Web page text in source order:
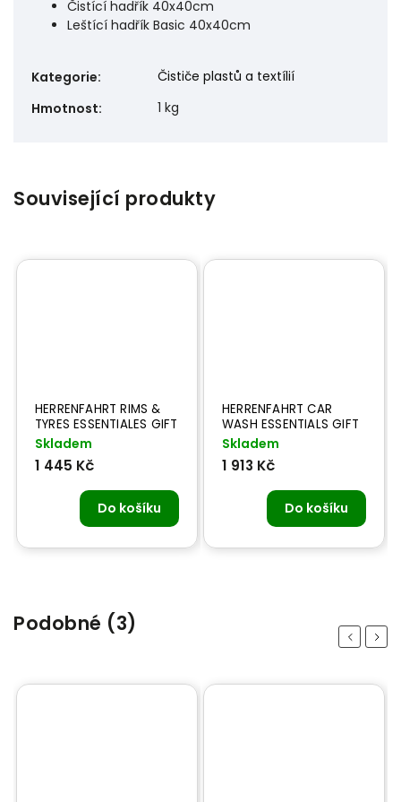
Čistící hadřík 40x40cm
Leštící hadřík Basic 40x40cm
Kategorie:
Čističe plastů a textílií
Hmotnost: 1 kg
Související produkty
HERRENFAHRT RIMS &
TYRES ESSENTIALES GIFT
BOX - péče o kola
Skladem
1 445 Kč
Do košíku
HERRENFAHRT CAR
WASH ESSENTIALS GIFT
BOX - mytí vozidla
Skladem
1 913 Kč
Do košíku
Podobné (3) Previous
Next